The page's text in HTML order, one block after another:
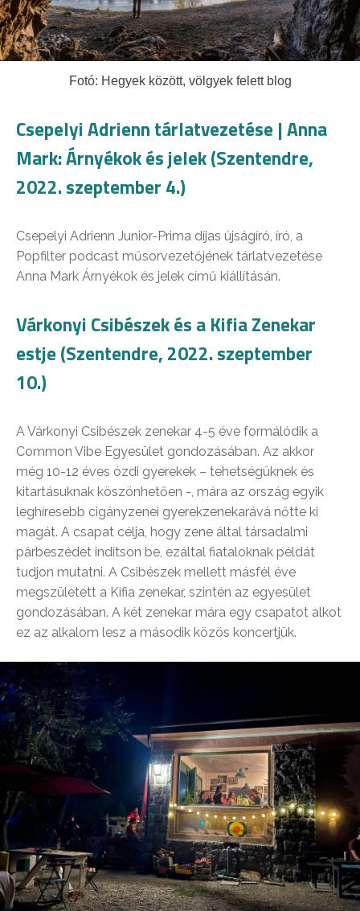
Fotó: Hegyek között, völgyek felett blog
Csepelyi Adrienn tárlatvezetése | Anna
Mark: Árnyékok és jelek (Szentendre,
2022. szeptember 4.)
Csepelyi Adrienn Junior-Prima díjas újságíró, író, a
Popfilter podcast műsorvezetőjének tárlatvezetése
Anna Mark Árnyékok és jelek című kiállításán.
Várkonyi Csibészek és a Kifia Zenekar
estje (Szentendre, 2022. szeptember
10.)
A Várkonyi Csibészek zenekar 4-5 éve formálódik a
Common Vibe Egyesület gondozásában. Az akkor
még 10-12 éves ózdi gyerekek – tehetségüknek és
kitartásuknak köszönhetően -, mára az ország egyik
leghíresebb cigányzenei gyerekzenekarává nőtte ki
magát. A csapat célja, hogy zene által társadalmi
párbeszédet indítson be, ezáltal fiataloknak példát
tudjon mutatni. A Csibészek mellett másfél éve
megszületett a Kifia zenekar, szintén az egyesület
gondozásában. A két zenekar mára egy csapatot alkot
ez az alkalom lesz a második közös koncertjük.